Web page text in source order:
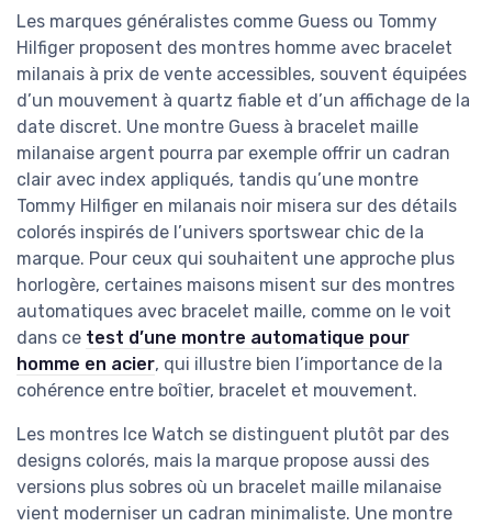
Les marques généralistes comme Guess ou Tommy
Hilfiger proposent des montres homme avec bracelet
milanais à prix de vente accessibles, souvent équipées
d’un mouvement à quartz fiable et d’un affichage de la
date discret. Une montre Guess à bracelet maille
milanaise argent pourra par exemple offrir un cadran
clair avec index appliqués, tandis qu’une montre
Tommy Hilfiger en milanais noir misera sur des détails
colorés inspirés de l’univers sportswear chic de la
marque. Pour ceux qui souhaitent une approche plus
horlogère, certaines maisons misent sur des montres
automatiques avec bracelet maille, comme on le voit
dans ce test d’une montre automatique pour
homme en acier, qui illustre bien l’importance de la
cohérence entre boîtier, bracelet et mouvement.
Les montres Ice Watch se distinguent plutôt par des
designs colorés, mais la marque propose aussi des
versions plus sobres où un bracelet maille milanaise
vient moderniser un cadran minimaliste. Une montre